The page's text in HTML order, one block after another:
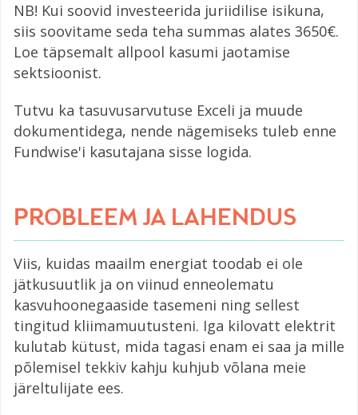
NB! Kui soovid investeerida juriidilise isikuna,
siis soovitame seda teha summas alates 3650€.
Loe täpsemalt allpool kasumi jaotamise
sektsioonist.
Tutvu ka tasuvusarvutuse Exceli ja muude
dokumentidega, nende nägemiseks tuleb enne
Fundwise'i kasutajana sisse logida.
PROBLEEM JA LAHENDUS
Viis, kuidas maailm energiat toodab ei ole
jätkusuutlik ja on viinud enneolematu
kasvuhoonegaaside tasemeni ning sellest
tingitud kliimamuutusteni. Iga kilovatt elektrit
kulutab kütust, mida tagasi enam ei saa ja mille
põlemisel tekkiv kahju kuhjub võlana meie
järeltulijate ees.